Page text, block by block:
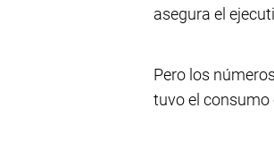
asegura el
Pero los
tuvo el consumo